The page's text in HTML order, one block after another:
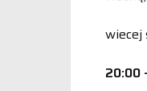
wiecej
20:00